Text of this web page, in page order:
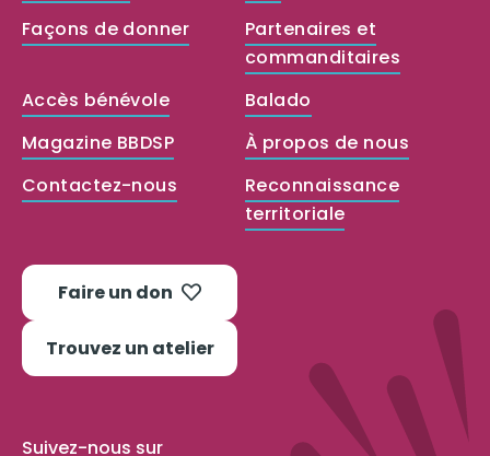
Façons de donner
Partenaires et
commanditaires
Accès bénévole
Balado
Magazine BBDSP
À propos de nous
Contactez-nous
Reconnaissance
territoriale
Faire un don
Trouvez un atelier
Suivez-nous sur